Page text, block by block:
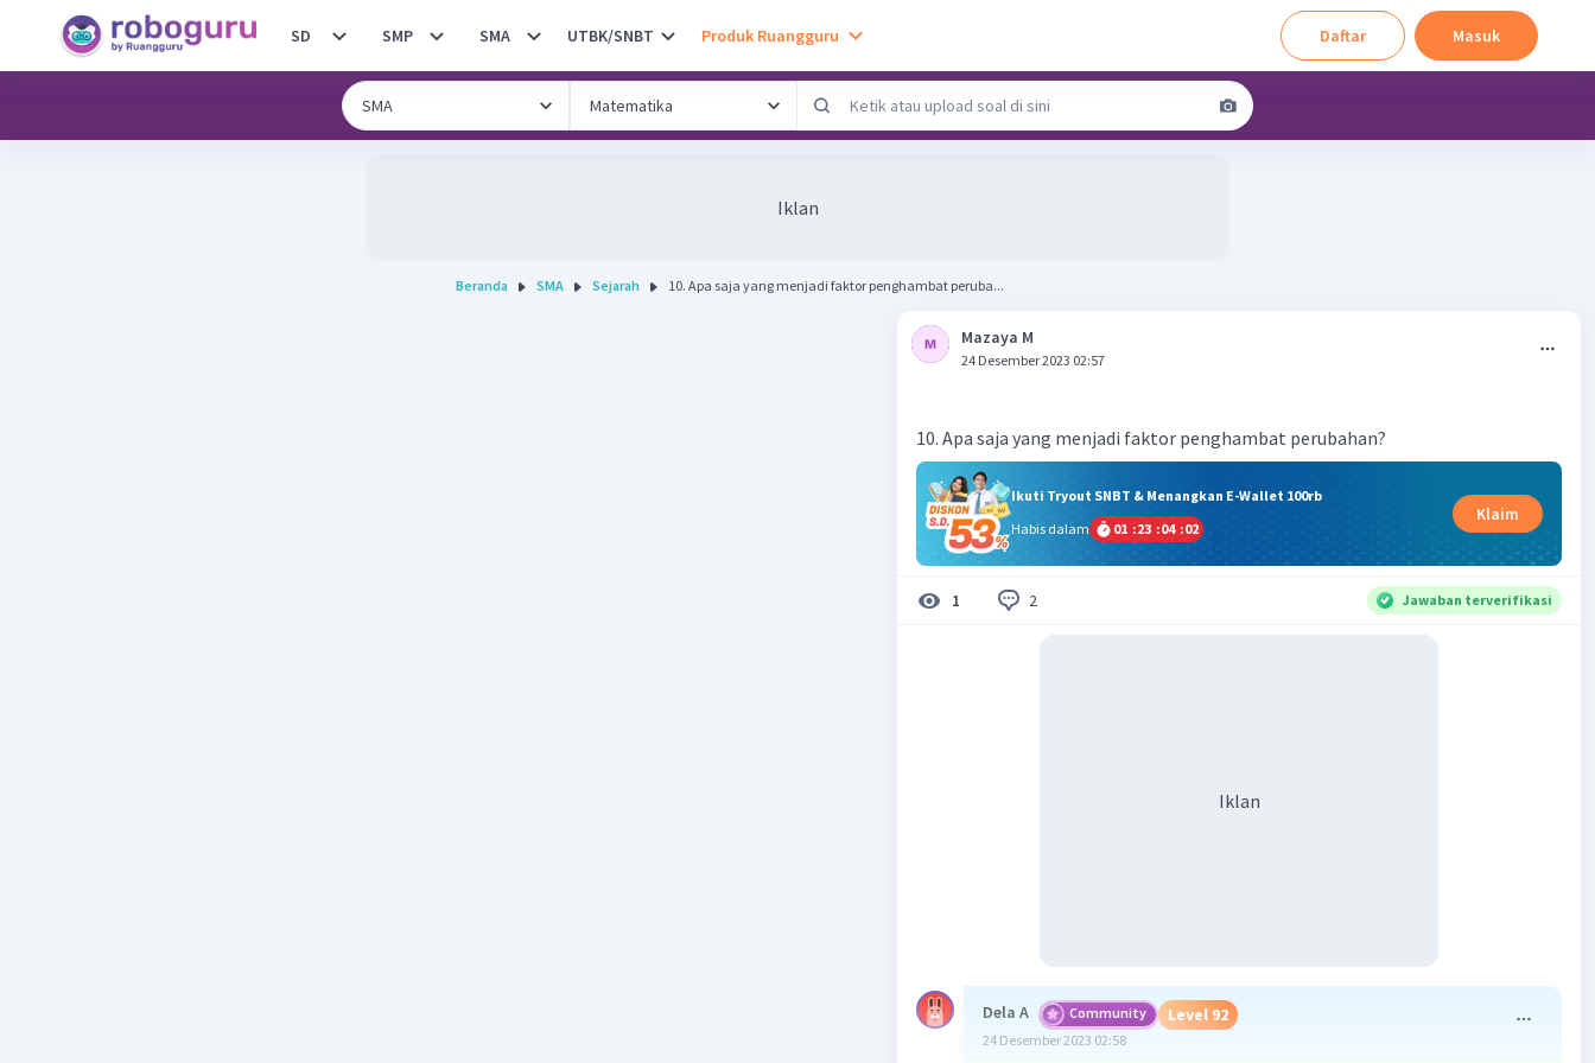
SD SMP SMA UTBK/SNBT Produk Ruangguru Daftar Masuk
Iklan
Beranda SMA Sejarah 10. Apa saja yang menjadi faktor penghambat peruba...
Mazaya M
24 Desember 2023 02:57
10. Apa saja yang menjadi faktor penghambat perubahan?
Ikuti Tryout SNBT & Menangkan E-Wallet 100rb
Habis dalam
01 :23 :04 :02
Klaim
1 2 Jawaban terverifikasi
Iklan
Dela A Community Level 92
24 Desember 2023 02:58